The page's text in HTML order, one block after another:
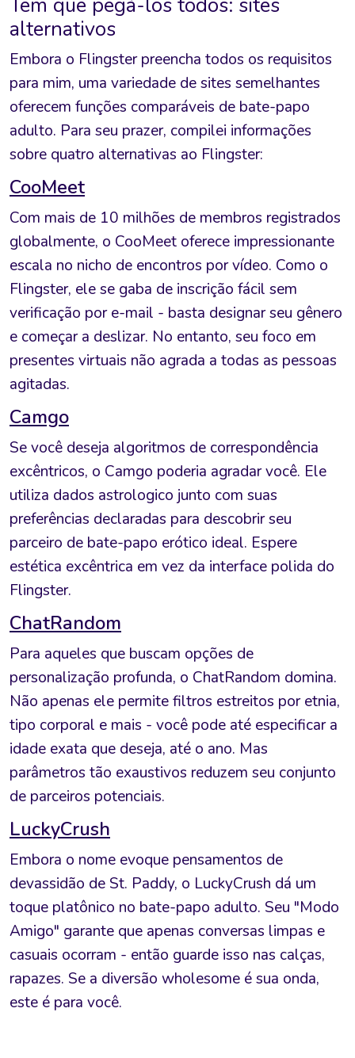
alternativos
Embora o Flingster preencha todos os requisitos
para mim, uma variedade de sites semelhantes
oferecem funções comparáveis de bate-papo
adulto. Para seu prazer, compilei informações
sobre quatro alternativas ao Flingster:
CooMeet
Com mais de 10 milhões de membros registrados
globalmente, o CooMeet oferece impressionante
escala no nicho de encontros por vídeo. Como o
Flingster, ele se gaba de inscrição fácil sem
verificação por e-mail - basta designar seu gênero
e começar a deslizar. No entanto, seu foco em
presentes virtuais não agrada a todas as pessoas
agitadas.
Camgo
Se você deseja algoritmos de correspondência
excêntricos, o Camgo poderia agradar você. Ele
utiliza dados astrologico junto com suas
preferências declaradas para descobrir seu
parceiro de bate-papo erótico ideal. Espere
estética excêntrica em vez da interface polida do
Flingster.
ChatRandom
Para aqueles que buscam opções de
personalização profunda, o ChatRandom domina.
Não apenas ele permite filtros estreitos por etnia,
tipo corporal e mais - você pode até especificar a
idade exata que deseja, até o ano. Mas
parâmetros tão exaustivos reduzem seu conjunto
de parceiros potenciais.
LuckyCrush
Embora o nome evoque pensamentos de
devassidão de St. Paddy, o LuckyCrush dá um
toque platônico no bate-papo adulto. Seu "Modo
Amigo" garante que apenas conversas limpas e
casuais ocorram - então guarde isso nas calças,
rapazes. Se a diversão wholesome é sua onda,
este é para você.